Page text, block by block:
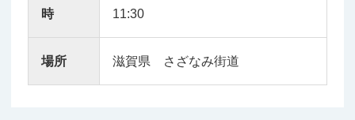
時
11:30
場所 滋賀県 さざなみ街道